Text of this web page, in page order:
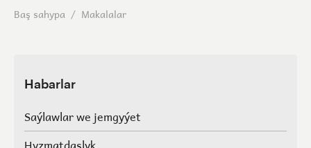
Baş sahypa / Makalalar
Habarlar
Saýlawlar we jemgyýet